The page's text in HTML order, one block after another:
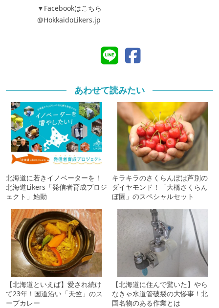
▼Facebookはこちら
@HokkaidoLikers.jp
あわせて読みたい
北海道に若きイノベーターを！
北海道Likers「発信者育成プロジ
ェクト」始動
キラキラのさくらんぼは芦別の
ダイヤモンド！「大橋さくらん
ぼ園」のスペシャルセット
【北海道といえば】愛され続け
て23年！国道沿い「天竺」のス
ープカレー
【北海道に住んで驚いた】やら
なきゃ水道管破裂の大惨事！北
国名物のある作業とは